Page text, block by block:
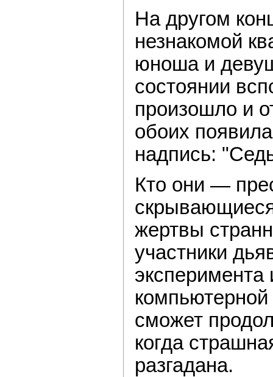
На другом
незнакомой
юноша и
состоянии
произошло и
обоих
надпись:
Кто они —
жертвы
участники
эксперимента
сможет
когда
разгадана.